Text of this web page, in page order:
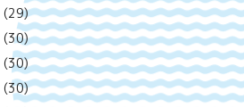
(29)
(30)
(30)
(30)